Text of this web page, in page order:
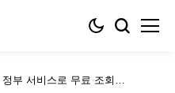
부 서비스로 무료 조회